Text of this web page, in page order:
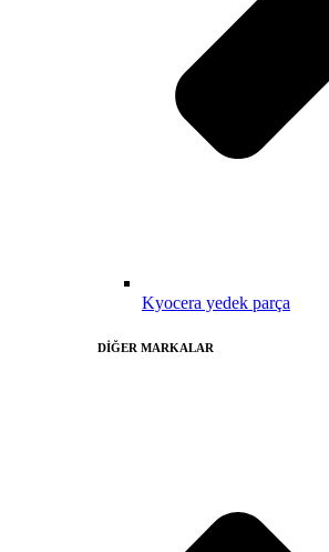
Kyocera yedek parça
DİĞER MARKALAR